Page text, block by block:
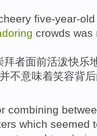
five-year-old
crowds was
拜者面前活泼快乐
并不意味着笑容背后
combining
which seemed